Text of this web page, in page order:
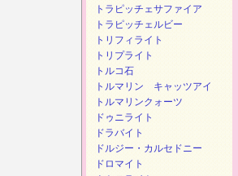
トラピッチェサファイア
トラピッチェルビー
トリフィライト
トリプライト
トルコ石
トルマリン キャッツアイ
トルマリンクォーツ
ドゥニライト
ドラバイト
ドルジー・カルセドニー
ドロマイト